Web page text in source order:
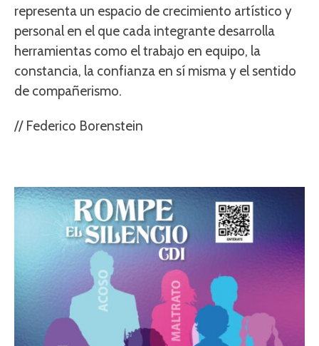
representa un espacio de crecimiento artístico y
personal en el que cada integrante desarrolla
herramientas como el trabajo en equipo, la
constancia, la confianza en sí misma y el sentido
de compañerismo.
// Federico Borenstein